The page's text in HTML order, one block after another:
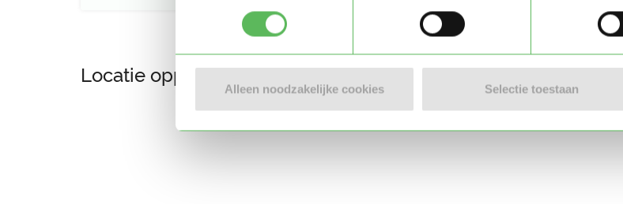
Alleen noodzakelijke cookies Selectie toestaan
Locatie oppasadres (Tilburg)